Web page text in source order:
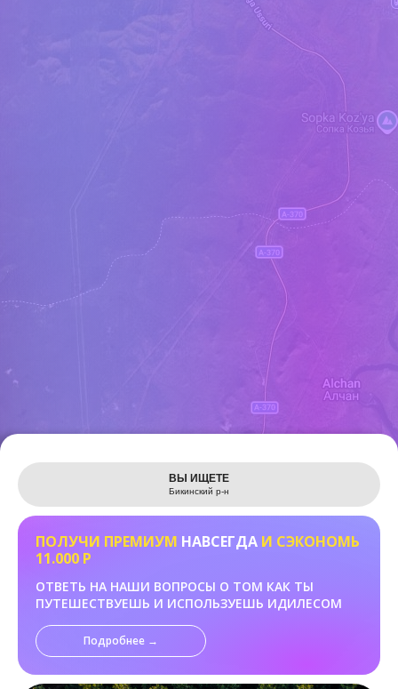
Leaflet
ВЫ ИЩЕТЕ
Бикинский р-н
ПОЛУЧИ ПРЕМИУМ НАВСЕГДА И СЭКОНОМЬ
11.000 Р
ОТВЕТЬ НА НАШИ ВОПРОСЫ О ТОМ КАК ТЫ
ПУТЕШЕСТВУЕШЬ И ИСПОЛЬЗУЕШЬ ИДИЛЕСОМ
Подробнее →